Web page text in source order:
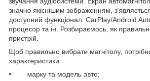
значно якіснішим зображенням,
доступний функціонал: CarPlay/Android
процесор та ін. Розбираємось, як
пристрій.
Щоб правильно вибрати магнітолу,
характеристики:
• марку та модель авто;